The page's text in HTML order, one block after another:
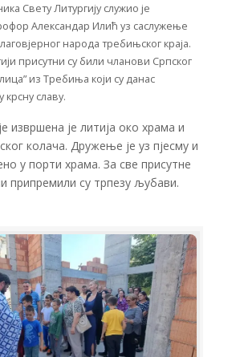
Свету Литургију служио је
Александар Илић уз саслужење
народа требињског краја.
присутни су били чланови Српског
из Требиња који су данас
крсну славу.
извршена је литија око храма и
колача. Дружење је уз пјесму и
у порти храма. За све присутне
припремили су трпезу љубави.